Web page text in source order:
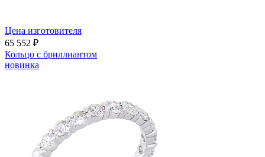
Цена изготовителя
65 552 ₽
Кольцо с бриллиантом
новинка